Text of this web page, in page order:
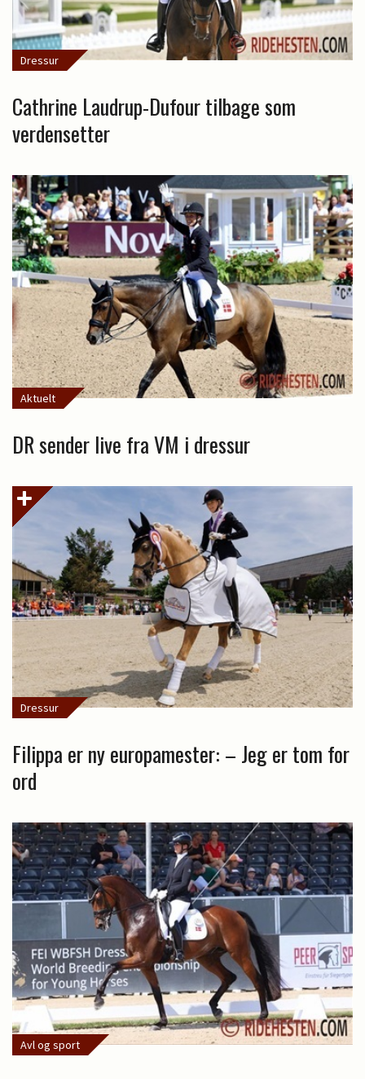
Dressur
Cathrine Laudrup-Dufour tilbage som
verdensetter
Aktuelt
DR sender live fra VM i dressur
Dressur
Filippa er ny europamester: – Jeg er tom for
ord
Avl og sport